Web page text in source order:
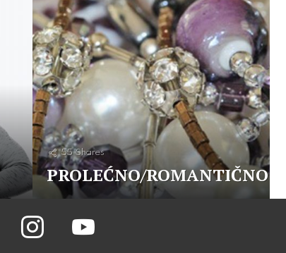
55 Shares
PROLEĆNO/ROMANTIČNO
instagram youtube